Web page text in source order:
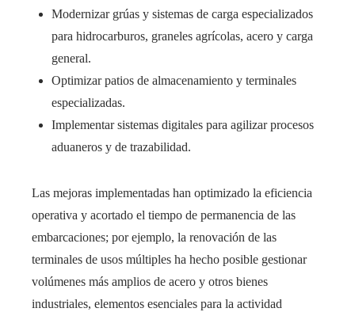
Modernizar grúas y sistemas de carga especializados
para hidrocarburos, graneles agrícolas, acero y carga
general.
Optimizar patios de almacenamiento y terminales
especializadas.
Implementar sistemas digitales para agilizar procesos
aduaneros y de trazabilidad.
Las mejoras implementadas han optimizado la eficiencia
operativa y acortado el tiempo de permanencia de las
embarcaciones; por ejemplo, la renovación de las
terminales de usos múltiples ha hecho posible gestionar
volúmenes más amplios de acero y otros bienes
industriales, elementos esenciales para la actividad